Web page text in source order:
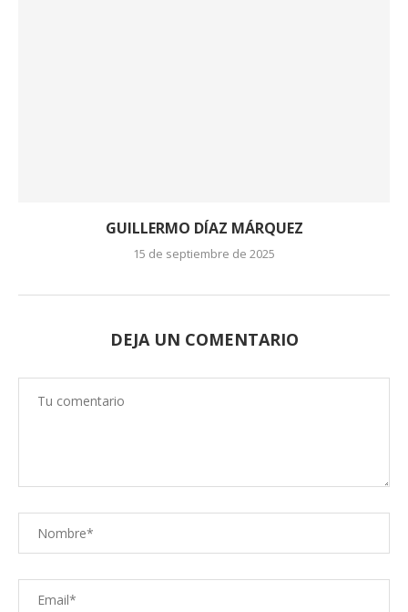
GUILLERMO DÍAZ MÁRQUEZ
15 de septiembre de 2025
DEJA UN COMENTARIO